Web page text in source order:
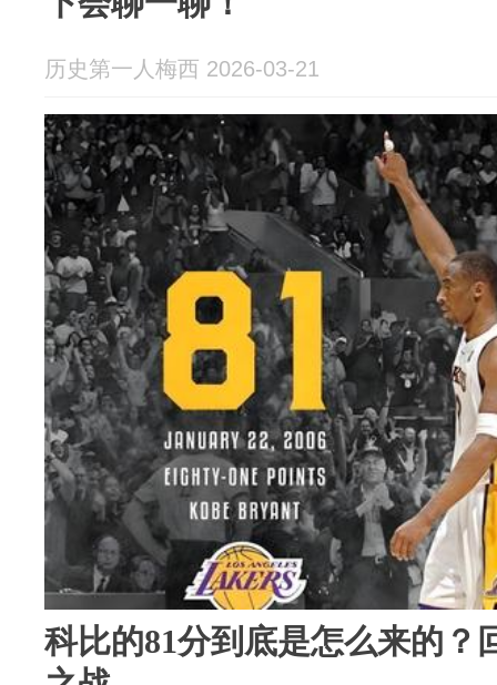
历史第一人梅西 2026-03-21
科比的81分到底是怎么来的？